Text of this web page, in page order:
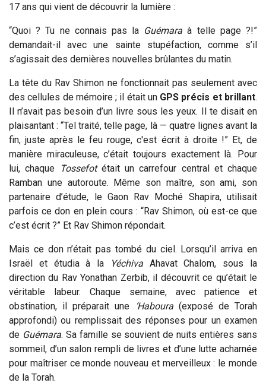
17 ans qui vient de découvrir la lumière :
“Quoi ? Tu ne connais pas la Guémara à telle page ?!”
demandait-il avec une sainte stupéfaction, comme s’il
s’agissait des dernières nouvelles brûlantes du matin.
La tête du Rav Shimon ne fonctionnait pas seulement avec
des cellules de mémoire ; il était un GPS précis et brillant.
Il n’avait pas besoin d’un livre sous les yeux. Il te disait en
plaisantant : “Tel traité, telle page, là — quatre lignes avant la
fin, juste après le feu rouge, c'est écrit à droite !” Et, de
manière miraculeuse, c’était toujours exactement là. Pour
lui, chaque
Tossefotétait un carrefour central et chaque
Ramban une autoroute. Même son maître, son ami, son
partenaire d’étude, le Gaon Rav Moché Shapira, utilisait
parfois ce don en plein cours : “Rav Shimon, où est-ce que
c’est écrit ?” Et Rav Shimon répondait.
Mais ce don n’était pas tombé du ciel. Lorsqu’il arriva en
Israël et étudia à la
YéchivaAhavat Chalom, sous la
direction du Rav Yonathan Zerbib, il découvrit ce qu’était le
véritable labeur. Chaque semaine, avec patience et
obstination, il préparait une
‘Haboura (exposé de Torah
approfondi) ou remplissait des réponses pour un examen
de Guémara. Sa famille se souvient de nuits entières sans
sommeil, d’un salon rempli de livres et d’une lutte acharnée
pour maîtriser ce monde nouveau et merveilleux : le monde
de la Torah.